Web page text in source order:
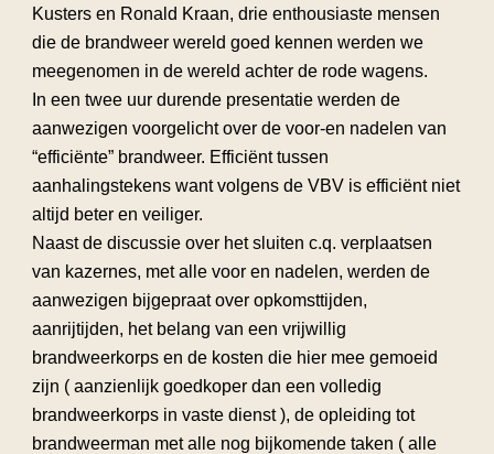
Kusters en Ronald Kraan, drie enthousiaste mensen
die de brandweer wereld goed kennen werden we
meegenomen in de wereld achter de rode wagens.
In een twee uur durende presentatie werden de
aanwezigen voorgelicht over de voor-en nadelen van
“efficiënte” brandweer. Efficiënt tussen
aanhalingstekens want volgens de VBV is efficiënt niet
altijd beter en veiliger.
Naast de discussie over het sluiten c.q. verplaatsen
van kazernes, met alle voor en nadelen, werden de
aanwezigen bijgepraat over opkomsttijden,
aanrijtijden, het belang van een vrijwillig
brandweerkorps en de kosten die hier mee gemoeid
zijn ( aanzienlijk goedkoper dan een volledig
brandweerkorps in vaste dienst ), de opleiding tot
brandweerman met alle nog bijkomende taken ( alle